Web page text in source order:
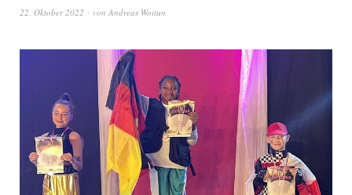
22. Oktober 2022 von Andreas Woitun